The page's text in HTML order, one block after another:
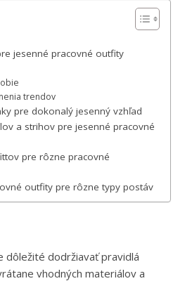
jesenné pracovné outfity
trendov
pre dokonalý jesenný vzhľad
a strihov pre jesenné pracovné
pre rôzne pracovné
outfity pre rôzne typy postáv
dôležité dodržiavať pravidlá
vhodných materiálov a